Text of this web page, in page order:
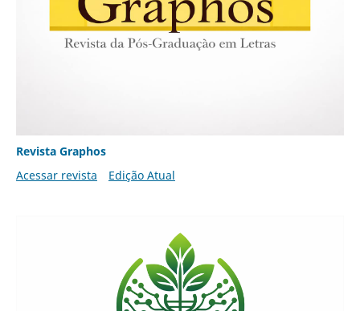
Revista Graphos
Acessar revista
Edição Atual